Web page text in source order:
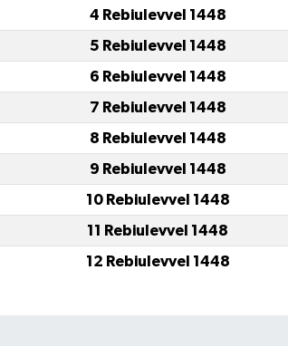
4 Rebiulevvel 1448
5 Rebiulevvel 1448
6 Rebiulevvel 1448
7 Rebiulevvel 1448
8 Rebiulevvel 1448
9 Rebiulevvel 1448
10 Rebiulevvel 1448
11 Rebiulevvel 1448
12 Rebiulevvel 1448